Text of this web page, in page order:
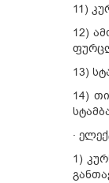
11)
12)
13)
14)
·
1)